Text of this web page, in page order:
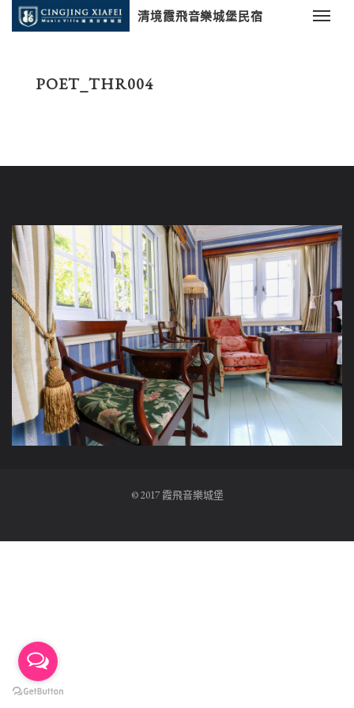
清境霞飛音樂城堡民宿
POET_THR004
© 2017 霞飛音樂城堡